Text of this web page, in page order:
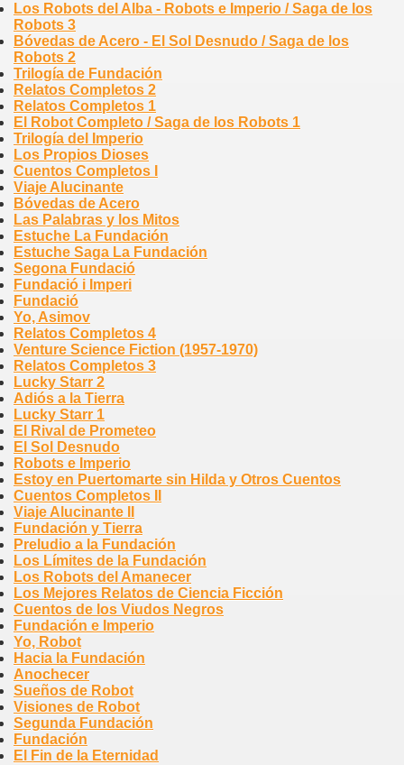
Los Robots del Alba - Robots e Imperio / Saga de los
Robots 3
Bóvedas de Acero - El Sol Desnudo / Saga de los
Robots 2
Trilogía de Fundación
Relatos Completos 2
Relatos Completos 1
El Robot Completo / Saga de los Robots 1
Trilogía del Imperio
Los Propios Dioses
Cuentos Completos I
Viaje Alucinante
Bóvedas de Acero
Las Palabras y los Mitos
Estuche La Fundación
Estuche Saga La Fundación
Segona Fundació
Fundació i Imperi
Fundació
Yo, Asimov
Relatos Completos 4
Venture Science Fiction (1957-1970)
Relatos Completos 3
Lucky Starr 2
Adiós a la Tierra
Lucky Starr 1
El Rival de Prometeo
El Sol Desnudo
Robots e Imperio
Estoy en Puertomarte sin Hilda y Otros Cuentos
Cuentos Completos II
Viaje Alucinante II
Fundación y Tierra
Preludio a la Fundación
Los Límites de la Fundación
Los Robots del Amanecer
Los Mejores Relatos de Ciencia Ficción
Cuentos de los Viudos Negros
Fundación e Imperio
Yo, Robot
Hacia la Fundación
Anochecer
Sueños de Robot
Visiones de Robot
Segunda Fundación
Fundación
El Fin de la Eternidad